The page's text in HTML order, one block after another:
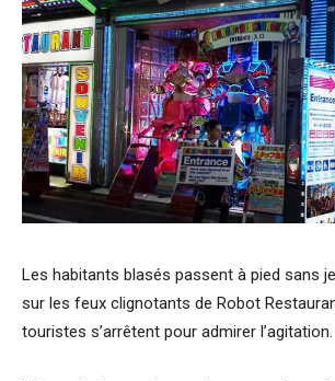
Les habitants blasés passent à pied sans
sur les feux clignotants de Robot
touristes s’arrêtent pour admirer l’agitation.